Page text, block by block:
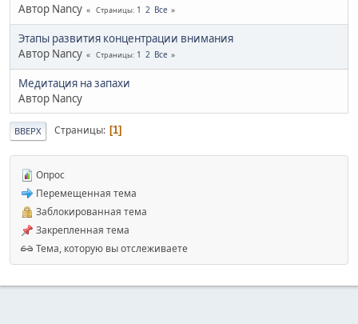
Автор Nancy
Страницы 1 2 Все
Этапы развития концентрации внимания
Автор Nancy
Страницы 1 2 Все
Медитация на запахи
Автор Nancy
ВВЕРХ Страницы 1
Опрос
Перемещенная тема
Заблокированная тема
Закрепленная тема
Тема, которую вы отслеживаете